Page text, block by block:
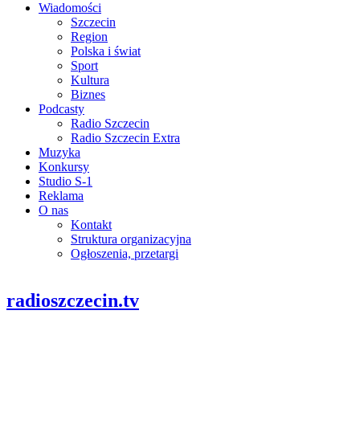
Wiadomości
Szczecin
Region
Polska i świat
Sport
Kultura
Biznes
Podcasty
Radio Szczecin
Radio Szczecin Extra
Muzyka
Konkursy
Studio S-1
Reklama
O nas
Kontakt
Struktura organizacyjna
Ogłoszenia, przetargi
radioszczecin.tv